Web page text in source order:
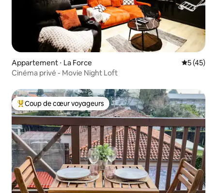
Appartement ⋅ La Force
5 (45)
Cinéma privé - Movie Night Loft
Coups de cœur voyageurs les plus appréciés
Coup de cœur voyageurs